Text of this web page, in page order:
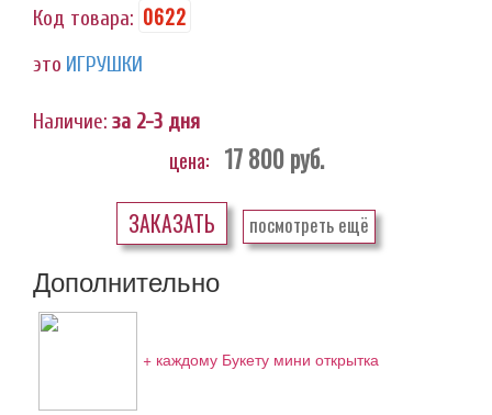
Код товара: 0622
это ИГРУШКИ
Наличие: за 2-3 дня
цена: 17 800руб.
ЗАКАЗАТЬ посмотреть ещё
Дополнительно
+ каждому Букету мини открытка